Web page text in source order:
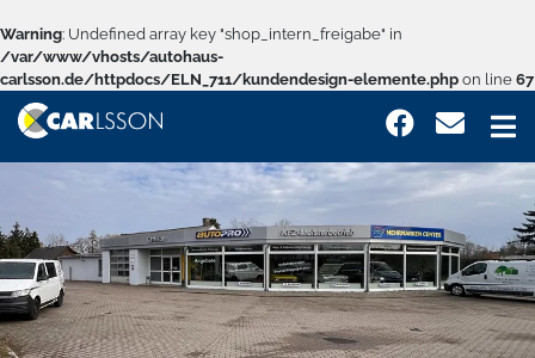
Warning: Undefined array key "shop_intern_freigabe" in
/var/www/vhosts/autohaus-
carlsson.de/httpdocs/ELN_711/kundendesign-elemente.php on line 67